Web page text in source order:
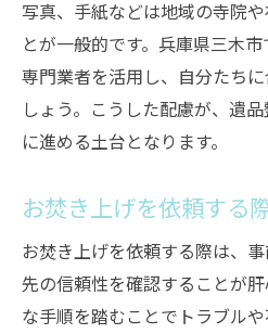
写真、手紙などは地域の寺院
とが一般的です。兵庫県三木
専門業者を活用し、自分たち
しょう。こうした配慮が、遺
に進める土台となります。
お焚き上げを依頼する
お焚き上げを依頼する際は、
先の信頼性を確認することが
な手順を踏むことでトラブル